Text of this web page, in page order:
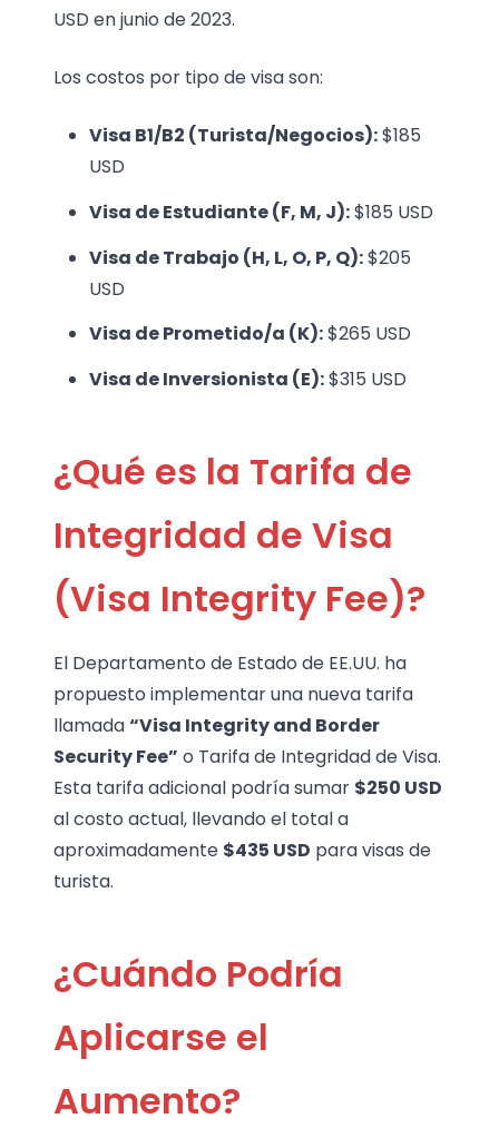
USD en junio de 2023.
Los costos por tipo de visa son:
Visa B1/B2 (Turista/Negocios):$185
USD
Visa de Estudiante (F, M, J):$185 USD
Visa de Trabajo (H, L, O, P, Q):$205
USD
Visa de Prometido/a (K):$265 USD
Visa de Inversionista (E):$315 USD
¿Qué es la Tarifa de
Integridad de Visa
(Visa Integrity Fee)?
El Departamento de Estado de EE.UU. ha
propuesto implementar una nueva tarifa
llamada“Visa Integrity and Border
Security Fee” o Tarifa de Integridad de Visa.
Esta tarifa adicional podría sumar $250 USD
al costo actual, llevando el total a
aproximadamente $435 USD para visas de
turista.
¿Cuándo Podría
Aplicarse el
Aumento?